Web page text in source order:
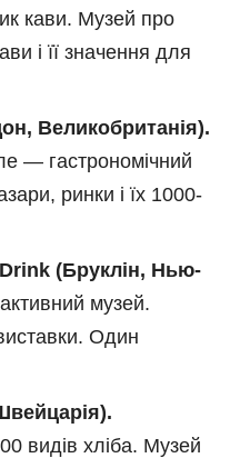
кави. Музей про
і її значення для
Великобританія).
— гастрономічний
ринки і їх 1000-
(Бруклін, Нью-
музей.
Один
видів хліба. Музей